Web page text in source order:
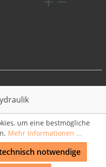
um eine bestmögliche
Mehr Informationen ...
notwendige